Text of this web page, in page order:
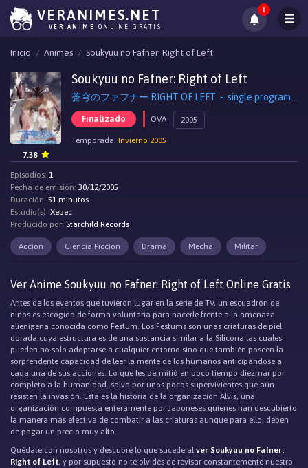
VERANIMES.NET
VER ANIME ONLINE GRATIS
1
Inicio Animes Soukyuu no Fafner: Right of Left
Soukyuu no Fafner: Right of Left
Finalizado OVA 2005
Temporada: Invierno 2005
7.38
Episodios: 1
Fecha de emisión: 30/12/2005
Duración: 51 minutos
Estudio(s): Xebec
Producido por: Starchild Records
Acción Ciencia Ficción Drama Mecha Militar
Ver Anime Soukyuu no Fafner: Right of Left Online Gratis
Antes de los eventos que tuvieron lugar en la serie de TV, un escuadrón de
niños es escogido de forma voluntaria para hacerle frente a la amenaza
alienigena conocida como Festum. Los Festums son unas criaturas de piel
dorada cuya estructura es de una sustancia similar a la Silicona las cuales
pueden no solo adoptarse a cualquier entorno sino que también poseen la
sorprendente capacidad de leer la mente de los humanos anticipándose a
cada una de sus acciones. Lo que les permitió en poco tiempo diezmar por
completo a la humanidad..salvo por unos pocos supervivientes que aún
resisten la invasión. Esta es la historia de la organización Alvis, una
organización compuesta enteramente por Japoneses quienes han descubierto
la manera más efectiva de combatir a las criaturas aunque para ello, deben
de pagar un precio muy alto.
Quédate con nosotros y descubre lo que sucede alver Soukyuu no Fafner:
Right of Left, y por supuesto no te olvidés de revisar constantemente nuestro